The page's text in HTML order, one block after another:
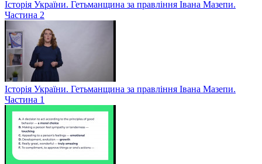
Історія України. Гетьманщина за правління Івана Мазепи.
Частина 2
Історія України. Гетьманщина за правління Івана Мазепи.
Частина 1